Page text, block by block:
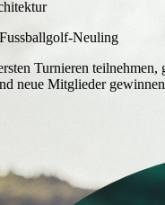
Fussballgolf-Neuling
Turnieren teilnehmen,
neue Mitglieder gewinnen